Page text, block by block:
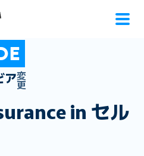
ア変
更
in セル